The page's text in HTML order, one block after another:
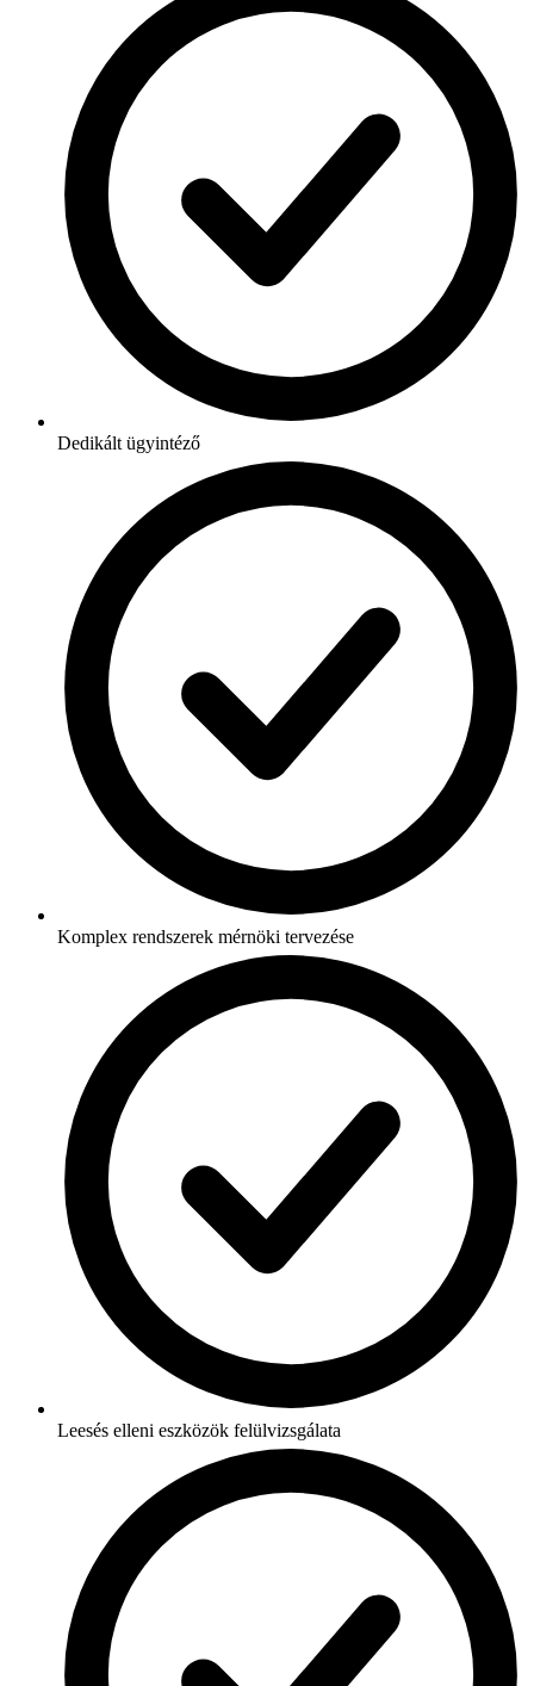
Dedikált ügyintéző
Komplex rendszerek mérnöki tervezése
Leesés elleni eszközök felülvizsgálata